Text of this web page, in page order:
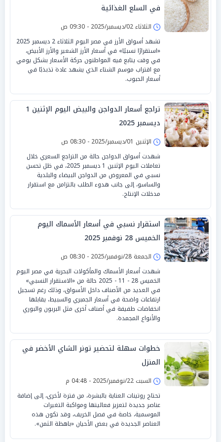
في السلع الغذائية
الثلاثاء 02/ديسمبر/2025 - 09:30 ص
تشهد أسواق الأرز في مصر اليوم الثلاثاء 2 ديسمبر 2025
«استقرارًا نسبيًا» في أسعار الأرز الشعير والأرز الأبيض،
في وقت يتابع فيه المواطنون حركة الأسعار بشكل يومي
مع اقتراب موسم الشتاء الذي يشهد عادة تذبذبًا في
أسعار الحبوب.
تراجع أسعار الدواجن والبيض اليوم الإثنين 1
ديسمبر 2025
الإثنين 01/ديسمبر/2025 - 08:30 ص
شهدت أسواق الدواجن حالة من التراجع السعري خلال
تعاملات اليوم الإثنين 1 ديسمبر 2025، في ظل تحسن
نسبي في المعروض من الدواجن البيضاء والبلدية
والساسو، إلى جانب هدوء الطلب بالتزامن مع استقرار
مدخلات الإنتاج.
استقرار نسبي في أسعار الأسماك اليوم
الخميس 28 نوفمبر 2025
الجمعة 28/نوفمبر/2025 - 08:30 ص
شهدت أسعار الأسماك والمأكولات البحرية في مصر اليوم
الخميس 28 - 11 - 2025 حالة من «الاستقرار النسبي»
في العديد من الأصناف داخل الأسواق، وذلك رغم تسجيل
ارتفاعات واضحة في أسعار الجمبري والسبيط، يقابلها
انخفاضات طفيفة في أصناف أخرى مثل البربون والبوري
والأنواع المجمدة.
خطوات سهلة لتحضير تونر الشاي الأخضر في
المنزل
السبت 22/نوفمبر/2025 - 04:48 م
تحتاج روتينات العناية بالبشرة، من فترة لأخرى، إلى إضافة
عناصر جديدة لتعزيز فعاليتها ومواكبة التغيرات
الموسمية، خاصة في فصل الخريف، وقد تكون هذه
العناصر الجديدة في بعض الأحيان «باهظة الثمن».